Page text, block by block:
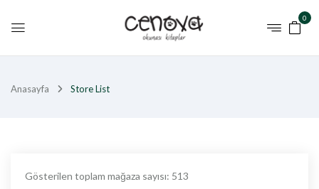
0
Anasayfa Store List
Gösterilen toplam mağaza sayısı: 513